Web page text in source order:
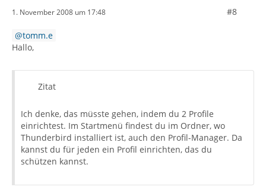
1. November 2008 um 17:48 #8
tomm.e
Hallo,
Zitat
Ich denke, das müsste gehen, indem du 2 Profile
einrichtest. Im Startmenü findest du im Ordner, wo
Thunderbird installiert ist, auch den Profil-Manager. Da
kannst du für jeden ein Profil einrichten, das du
schützen kannst.